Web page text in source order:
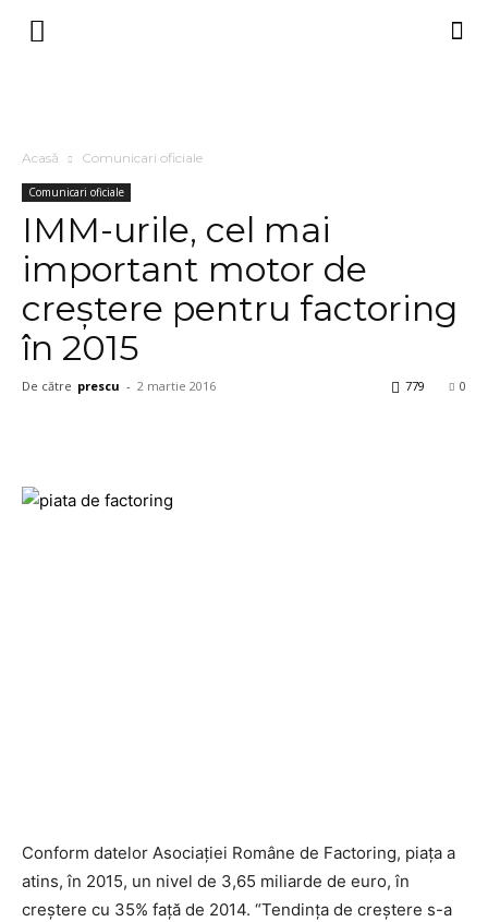
Acasă Comunicari oficiale
Comunicari oficiale
IMM-urile, cel mai
important motor de
creștere pentru factoring
în 2015
De către prescu - 2 martie 2016 0
779
Conform datelor Asociației Române de Factoring, piața a
atins, în 2015, un nivel de 3,65 miliarde de euro, în
creștere cu 35% față de 2014. “Tendința de creștere s-a